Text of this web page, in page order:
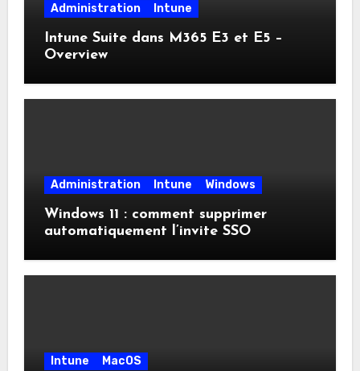
Administration Intune
Intune Suite dans M365 E3 et E5 –
Overview
Administration Intune Windows
Windows 11 : comment supprimer
automatiquement l’invite SSO
Intune MacOS